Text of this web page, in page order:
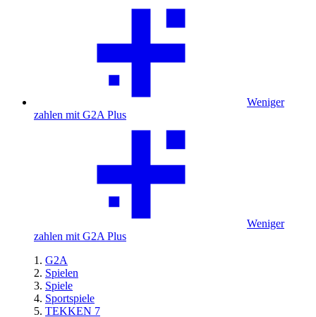
Weniger
zahlen mit G2A Plus
Weniger
zahlen mit G2A Plus
G2A
Spielen
Spiele
Sportspiele
TEKKEN 7